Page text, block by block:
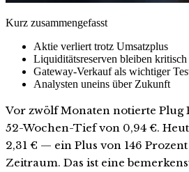
Kurz zusammengefasst
Aktie verliert trotz Umsatzplus
Liquiditätsreserven bleiben kritisch
Gateway-Verkauf als wichtiger
Analysten uneins über Zukunft
Vor zwölf Monaten notierte Plug
52-Wochen-Tief von 0,94 €.
2,31 € — ein Plus von 146
Zeitraum. Das ist eine